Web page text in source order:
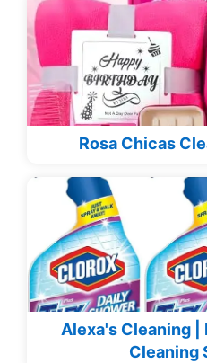
Rosa Chicas
Alexa's Cleaning |
Cleaning